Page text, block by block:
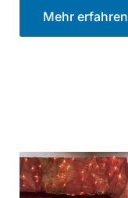
Mehr erfahren